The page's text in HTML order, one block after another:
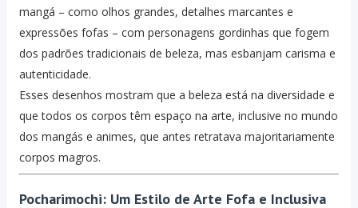
mangá – como olhos grandes, detalhes marcantes e
expressões fofas – com personagens gordinhas que fogem
dos padrões tradicionais de beleza, mas esbanjam carisma e
autenticidade.
Esses desenhos mostram que a beleza está na diversidade e
que todos os corpos têm espaço na arte, inclusive no mundo
dos mangás e animes, que antes retratava majoritariamente
corpos magros.
Pocharimochi: Um Estilo de Arte Fofa e Inclusiva